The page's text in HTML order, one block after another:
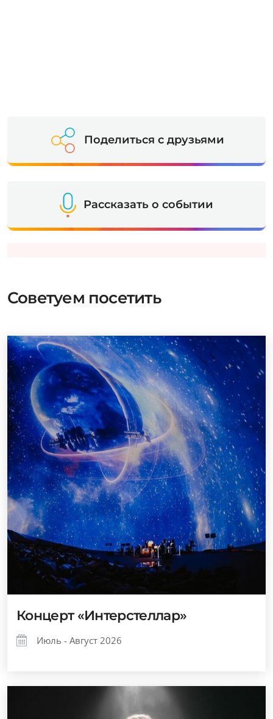
Поделиться с друзьями
Рассказать о событии
Советуем посетить
Концерт «Интерстеллар»
Июль - Август 2026